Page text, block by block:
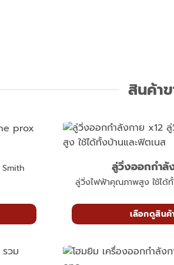
สินค้า
ลู่วิ่งออกกำลั
ลู่วิ่งไฟฟ้าคุณภาพสูง ใช้ได้
เลือกดูสินค้